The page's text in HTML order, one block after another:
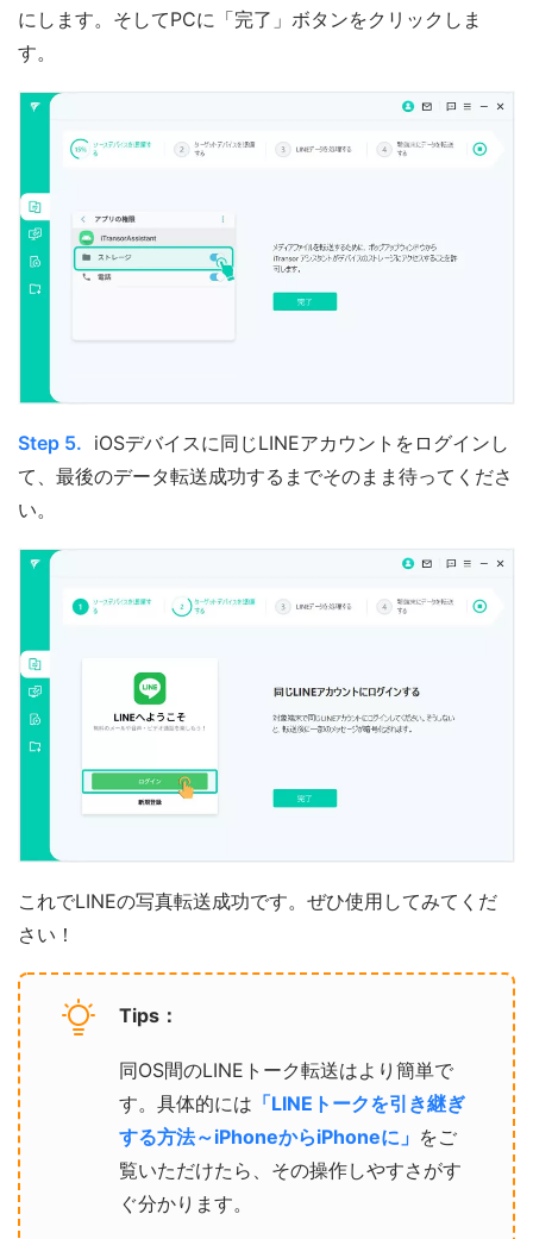
にします。そしてPCに「完了」ボタンをクリックしま
す。
Step 5. iOSデバイスに同じLINEアカウントをログインし
て、最後のデータ転送成功するまでそのまま待ってくださ
い。
これでLINEの写真転送成功です。ぜひ使用してみてくだ
さい！
Tips：
同OS間のLINEトーク転送はより簡単で
す。具体的には 「LINEトークを引き継ぎ
する方法～iPhoneからiPhoneに」 をご
覧いただけたら、その操作しやすさがす
ぐ分かります。